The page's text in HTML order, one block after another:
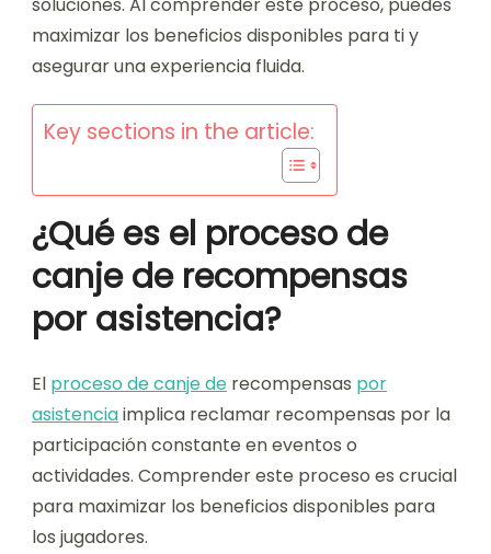
maximizar los beneficios disponibles para ti y
asegurar una experiencia fluida.
Key sections in the article:
¿Qué es el proceso de
canje de recompensas
por asistencia?
El proceso de canje de recompensas por
asistenciaimplica reclamar recompensas por la
participación constante en eventos o
actividades. Comprender este proceso es crucial
para maximizar los beneficios disponibles para
los jugadores.